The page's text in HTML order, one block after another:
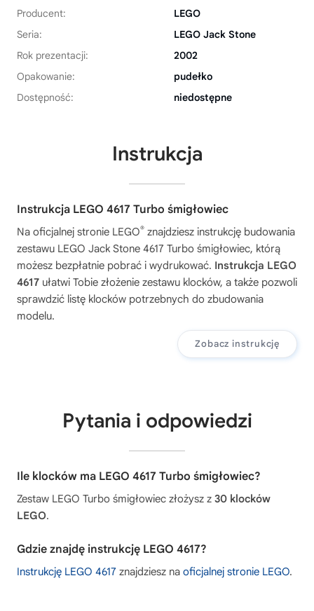
Producent:
LEGO
Seria:
LEGO Jack Stone
Rok prezentacji:
2002
Opakowanie:
pudełko
Dostępność:
niedostępne
Instrukcja
Instrukcja LEGO 4617 Turbo śmigłowiec
Na oficjalnej stronie LEGO® znajdziesz instrukcję budowania
zestawu LEGO Jack Stone 4617 Turbo śmigłowiec, którą
możesz bezpłatnie pobrać i wydrukować. Instrukcja LEGO
4617 ułatwi Tobie złożenie zestawu klocków, a także pozwoli
sprawdzić listę klocków potrzebnych do zbudowania
modelu.
Zobacz instrukcję
Pytania i odpowiedzi
Ile klocków ma LEGO 4617 Turbo śmigłowiec?
Zestaw LEGO Turbo śmigłowiec złożysz z 30 klocków
LEGO.
Gdzie znajdę instrukcję LEGO 4617?
Instrukcję LEGO 4617 znajdziesz na oficjalnej stronie LEGO.